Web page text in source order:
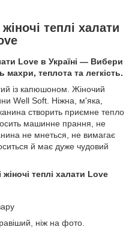
теплі халати
Love в Україні — Вибери
махри, теплота та легкість.
із капюшоном. Жіночий
Well Soft. Ніжна, м'яка,
створить приємне тепло
машинне прання, не
не мнеться, не вимагає
й має дуже чудовий
теплі халати Love
ніж на фото.